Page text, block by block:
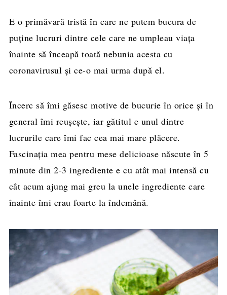
E o primăvară tristă în care ne putem bucura de
puține lucruri dintre cele care ne umpleau viața
înainte să înceapă toată nebunia acesta cu
coronavirusul și ce-o mai urma după el.
Încerc să îmi găsesc motive de bucurie în orice și în
general îmi reușește, iar gătitul e unul dintre
lucrurile care îmi fac cea mai mare plăcere.
Fascinația mea pentru mese delicioase născute în 5
minute din 2-3 ingrediente e cu atât mai intensă cu
cât acum ajung mai greu la unele ingrediente care
înainte îmi erau foarte la îndemână.